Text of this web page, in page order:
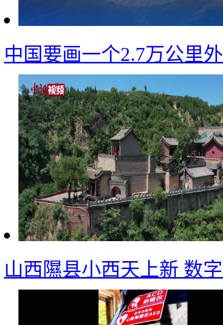
中国要画一个2.7万公里
山西隰县小西天上新 数